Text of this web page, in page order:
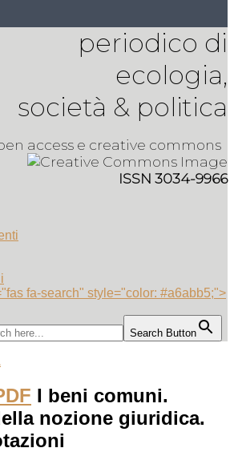
periodico di
ecologia,
società & politica
access e creative commons
ISSN 3034-9966
fa-search" style="color: #a6abb5;">
Search Button
I beni comuni.
nozione giuridica.